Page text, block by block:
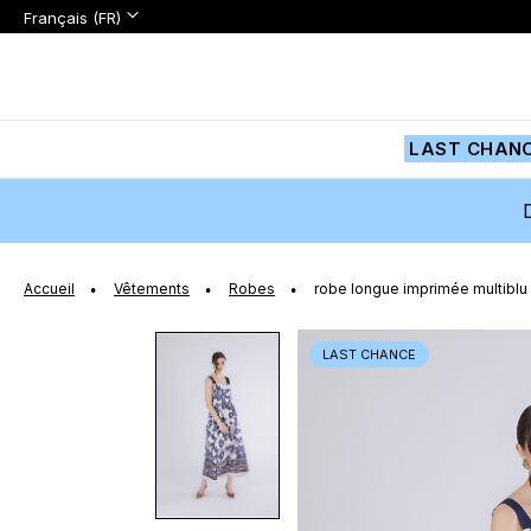
Langue
Langue:
Français (FR)
LAST
Accueil Vêtements Robes robe longue imprimée
galerie
LAST CHANCE